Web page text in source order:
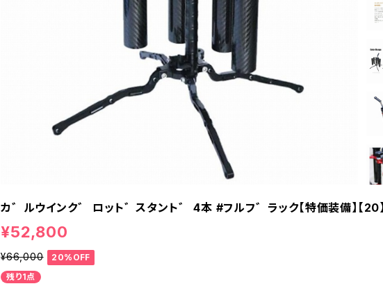
カ゛ルウインク゛ ロット゛スタント゛ 4本 #フルフ゛ラック【特価装備】【20】
¥52,800
¥66,000
20%OFF
残り1点